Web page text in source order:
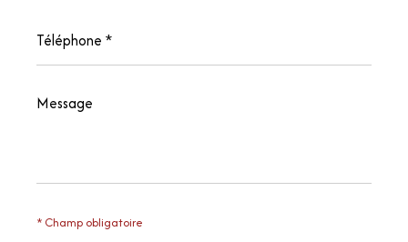
*
Message
*
* Champ obligatoire